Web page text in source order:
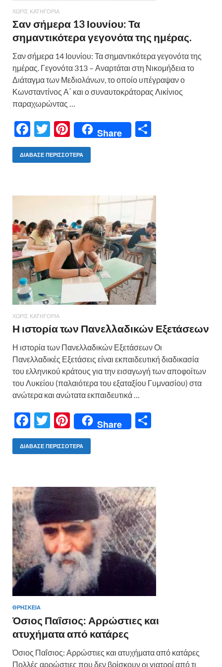
ΧΩΡΊΣ ΚΑΤΗΓΟΡΊΑ
Σαν σήμερα 13 Ιουνίου: Τα
σημαντικότερα γεγονότα της ημέρας.
Σαν σήμερα 14 Ιουνίου: Τα σημαντικότερα γεγονότα της
ημέρας. Γεγονότα 313 – Αναρτάται στη Νικομήδεια το
Διάταγμα των Μεδιολάνων, το οποίο υπέγραψαν ο
Κωνσταντίνος Α΄ και ο συναυτοκράτορας Λικίνιος
παραχωρώντας …
F
ac
e
o
k
T
w
itt
Pi
nt
er
t
Share
σ
τε
ίτ
ε
ΔΙΆΒΑΣΕ ΠΕΡΙΣΣΌΤΕΡΑ
ΧΩΡΊΣ ΚΑΤΗΓΟΡΊΑ
Η ιστορία των Πανελλαδικών Εξετάσεων
Η ιστορία των Πανελλαδικών Εξετάσεων Οι
Πανελλαδικές Εξετάσεις είναι εκπαιδευτική διαδικασία
του ελληνικού κράτους για την εισαγωγή των αποφοίτων
του Λυκείου (παλαιότερα του εξαταξίου Γυμνασίου) στα
ανώτερα και ανώτατα εκπαιδευτικά …
F
ac
e
o
o
k
T
w
itt
Pi
nt
er
t
Share
σ
τε
ίτ
ε
ΔΙΆΒΑΣΕ ΠΕΡΙΣΣΌΤΕΡΑ
ΘΡΗΣΚΕΙΑ
Όσιος Παΐσιος: Αρρώστιες και
ατυχήματα από κατάρες
Όσιος Παΐσιος: Αρρώστιες και ατυχήματα από κατάρες
Πολλές αρρώστιες που δεν βρίσκουν οι γιατροί από τι